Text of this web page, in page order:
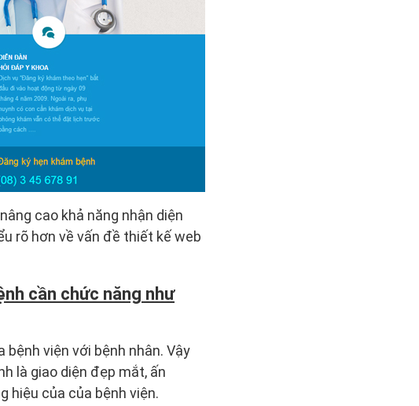
cao khả năng nhận diện
rõ hơn về vấn đề thiết kế web
cần chức năng như
viện với bệnh nhân. Vậy
là giao diện đẹp mắt, ấn
hiệu của của bệnh viện.